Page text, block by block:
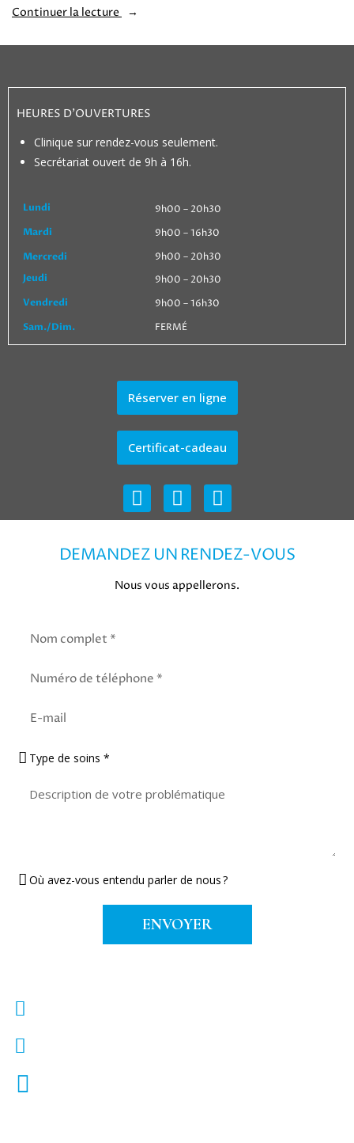
Continuer la lecture
HEURES D’OUVERTURES
Clinique sur rendez-vous seulement.
Secrétariat ouvert de 9h à 16h.
Lundi
Mardi
Mercredi
9h00 – 20h30
9h00 – 16h30
9h00 – 20h30
Jeudi
Vendredi
Sam./Dim.
9h00 – 20h30
9h00 – 16h30
FERMÉ
Réserver en ligne
Certificat-cadeau
DEMANDEZ UN RENDEZ-VOUS
Nous vous appellerons.
ENVOYER